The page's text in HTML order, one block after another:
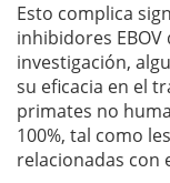
Esto complica
inhibidores
investigación,
su eficacia en el
primates no
100%, tal como
relacionadas con